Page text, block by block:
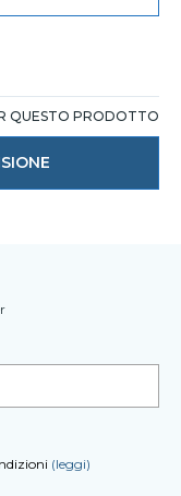
QUESTO PRODOTTO
(leggi)